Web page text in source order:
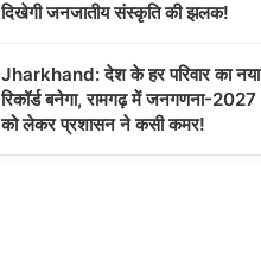
दिखेगी जनजातीय संस्कृति की झलक!
Jharkhand: देश के हर परिवार का नया
रिकॉर्ड बनेगा, रामगढ़ में जनगणना-2027
को लेकर प्रशासन ने कसी कमर!